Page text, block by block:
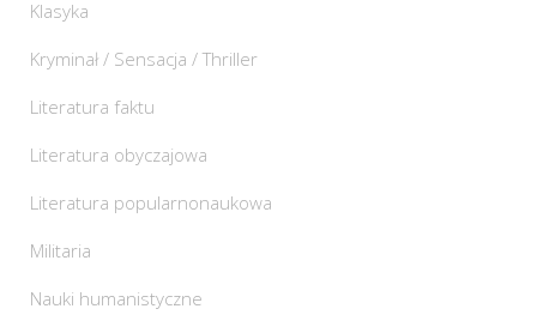
Klasyka
Kryminał / Sensacja / Thriller
Literatura faktu
Literatura obyczajowa
Literatura popularnonaukowa
Militaria
Nauki humanistyczne